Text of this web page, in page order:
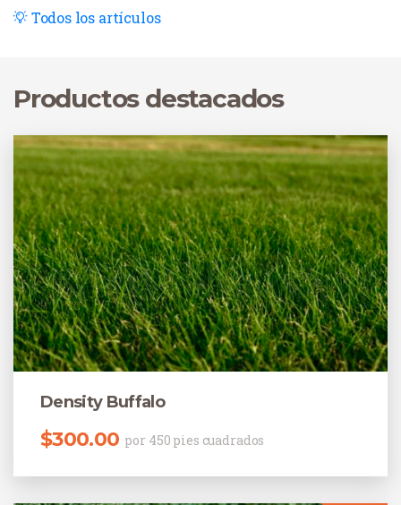
Todos los artículos
Productos destacados
Density Buffalo
$300.00 por 450 pies cuadrados